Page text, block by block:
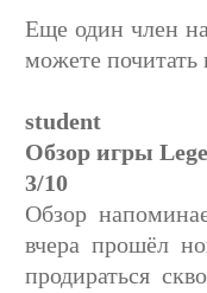
Еще один член
можете почитать
student
Обзор игры
3/10
Обзор
вчера прошёл
продираться